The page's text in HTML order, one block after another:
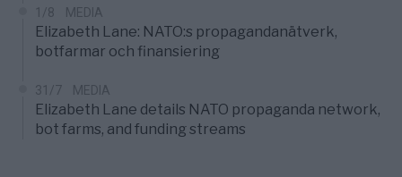
1/8 MEDIA
Elizabeth Lane: NATO:s propagandanätverk,
botfarmar och finansiering
31/7 MEDIA
Elizabeth Lane details NATO propaganda network,
bot farms, and funding streams